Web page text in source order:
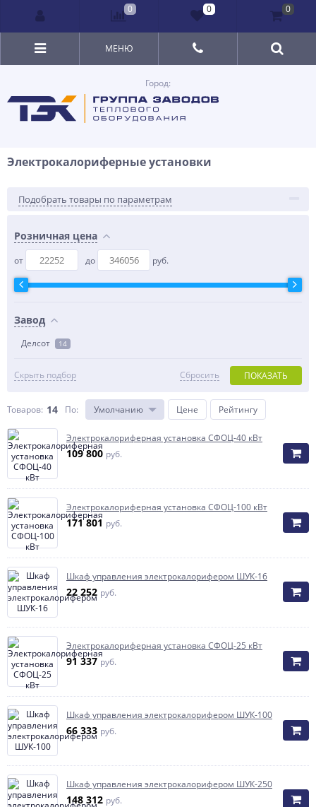
Город:
МЕНЮ
Элeктрoкaлoрифeрные установки
Подобрать товары по параметрам
Розничная цена
от до руб.
Завод
Делсот 14
Скрыть подбор ПОКАЗАТЬ
Сбросить
Товаров: 14 По: Умолчанию Цене Рейтингу
Элeктрoкaлoрифeрная установка СФОЦ-40 кВт
109 800 руб.
Элeктрoкaлoрифeрная установка СФОЦ-100 кВт
171 801 руб.
Шкаф управления электрокалорифером ШУК-16
22 252 руб.
Элeктрoкaлoрифeрная установка СФОЦ-25 кВт
91 337руб.
Шкаф управления электрокалорифером ШУК-100
66 333 руб.
Шкаф управления электрокалорифером ШУК-250
148 312 руб.
0 0 0